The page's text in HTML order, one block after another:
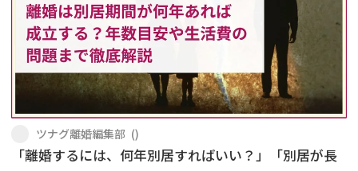
離婚裁判
不貞・不倫慰謝料請求
コラム
養育費
ツナグ離婚編集部 ()
「離婚するには、何年別居すればいい？」「別居が長